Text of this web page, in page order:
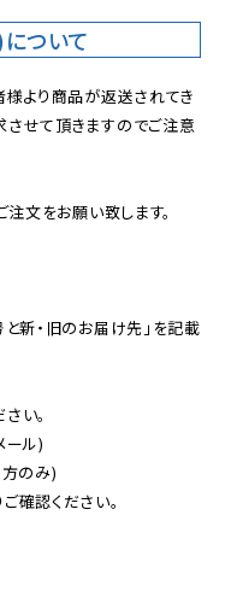
ついて
より商品が返送されてき
せて頂きますのでご注意
と新・旧のお届け先」を記載
い。
ール)
のみ)